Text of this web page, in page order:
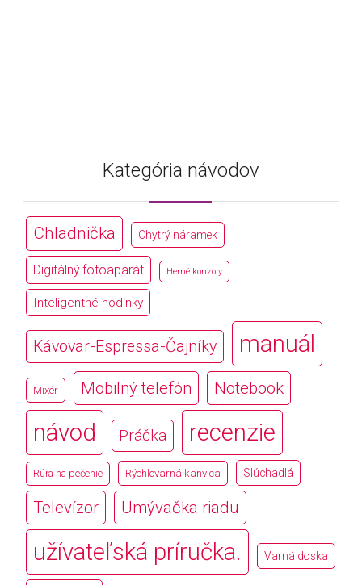
Kategória návodov
Chladnička Chytrý náramek
Digitálný fotoaparát Herné konzoly
Inteligentné hodinky
Kávovar-Espressa-Čajníky manuál
Mixér Mobilný telefón Notebook
návod Práčka recenzie
Rúra na pečenie Rýchlovarná kanvica Slúchadlá
Televízor Umývačka riadu
užívateľská príručka. Varná doska